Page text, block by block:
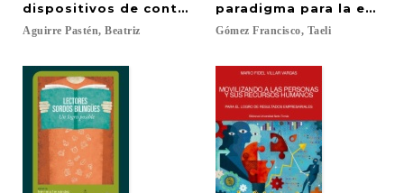
dispositivos de continuidad, ruptura y
Aguirre Pastén, Beatriz
paradigma para la
Gómez Francisco, Taeli